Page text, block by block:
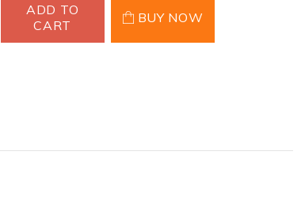
ADD TO
CART
BUY NOW